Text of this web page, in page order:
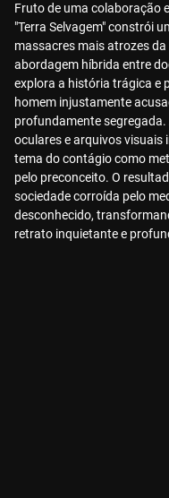
Fruto de uma colaboração
"Terra Selvagem" constrói
massacres mais atrozes
abordagem híbrida entre
explora a história trágica e
homem injustamente
profundamente
oculares e arquivos
tema do contágio como
pelo preconceito. O
sociedade corroída pelo
desconhecido,
retrato inquietante e